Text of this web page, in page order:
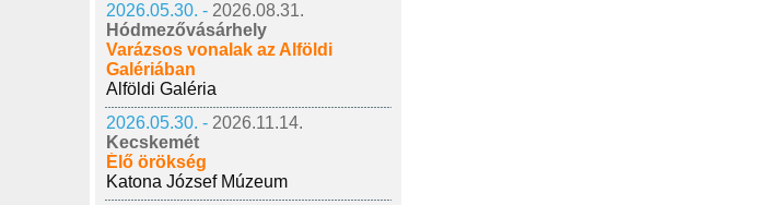
2026.05.30. - 2026.08.31.
Hódmezővásárhely
Varázsos vonalak az Alföldi
Galériában
Alföldi Galéria
2026.05.30. - 2026.11.14.
Kecskemét
Élő örökség
Katona József Múzeum